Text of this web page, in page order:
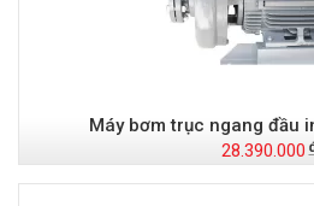
Máy bơm trục ngang đầu
28.390.000